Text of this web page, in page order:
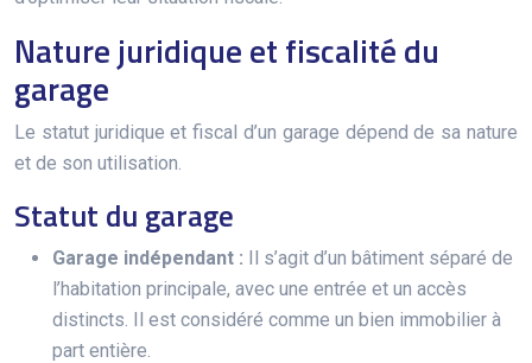
Nature juridique et fiscalité du
garage
Le statut juridique et fiscal d’un garage dépend de sa nature
et de son utilisation.
Statut du garage
Garage indépendant : Il s’agit d’un bâtiment séparé de
l’habitation principale, avec une entrée et un accès
distincts. Il est considéré comme un bien immobilier à
part entière.